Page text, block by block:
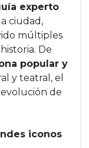
experto
ciudad,
múltiples
De
popular y
y teatral, el
de
iconos